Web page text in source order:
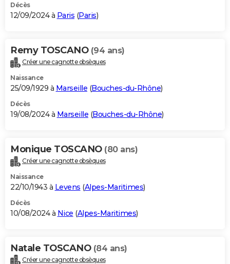
Décès
12/09/2024 à Paris (Paris)
Remy TOSCANO (94 ans)
Créer une cagnotte obsèques
Naissance
25/09/1929 à Marseille (Bouches-du-Rhône)
Décès
19/08/2024 à Marseille (Bouches-du-Rhône)
Monique TOSCANO (80 ans)
Créer une cagnotte obsèques
Naissance
22/10/1943 à Levens (Alpes-Maritimes)
Décès
10/08/2024 à Nice (Alpes-Maritimes)
Natale TOSCANO (84 ans)
Créer une cagnotte obsèques